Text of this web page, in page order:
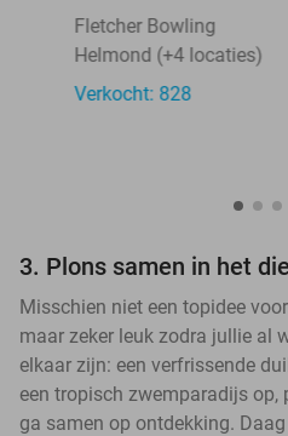
Fletcher Bowling
Helmond (+4 locaties)
Verkocht: 828
3. Plons samen in het
Misschien niet een topidee
maar zeker leuk zodra jullie al
elkaar zijn: een verfrissende
een tropisch zwemparadijs op,
ga samen op ontdekking.